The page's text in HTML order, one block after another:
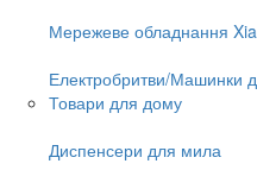
Мережеве обладнання
Електробритви/Машинки
Товари для дому
Диспенсери для мила